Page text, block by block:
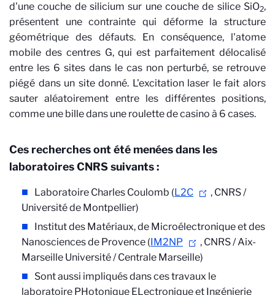
d'une couche de silicium sur une couche de silice SiO2,
présentent une contrainte qui déforme la structure
géométrique des défauts. En conséquence, l'atome
mobile des centres G, qui est parfaitement délocalisé
entre les 6 sites dans le cas non perturbé, se retrouve
piégé dans un site donné. L'excitation laser le fait alors
sauter aléatoirement entre les différentes positions,
comme une bille dans une roulette de casino à 6 cases.
Ces recherches ont été menées dans les
laboratoires CNRS suivants :
Laboratoire Charles Coulomb (L2C
, CNRS /
Université de Montpellier)
Institut des Matériaux, de Microélectronique et des
Nanosciences de Provence (IM2NP
, CNRS / Aix-
Marseille Université / Centrale Marseille)
Sont aussi impliqués dans ces travaux le
laboratoire PHotonique ELectronique et Ingénierie